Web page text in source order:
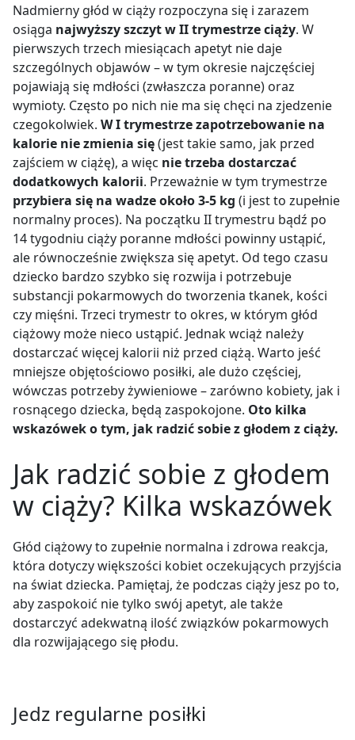
Nadmierny głód w ciąży rozpoczyna się i zarazem
osiąga najwyższy szczyt w II trymestrze ciąży. W
pierwszych trzech miesiącach apetyt nie daje
szczególnych objawów – w tym okresie najczęściej
pojawiają się mdłości (zwłaszcza poranne) oraz
wymioty. Często po nich nie ma się chęci na zjedzenie
czegokolwiek. W I trymestrze zapotrzebowanie na
kalorie nie zmienia się(jest takie samo, jak przed
zajściem w ciążę), a więc nie trzeba dostarczać
dodatkowych kalorii. Przeważnie w tym trymestrze
przybiera się na wadze około 3-5 kg (i jest to zupełnie
normalny proces). Na początku II trymestru bądź po
14 tygodniu ciąży poranne mdłości powinny ustąpić,
ale równocześnie zwiększa się apetyt. Od tego czasu
dziecko bardzo szybko się rozwija i potrzebuje
substancji pokarmowych do tworzenia tkanek, kości
czy mięśni. Trzeci trymestr to okres, w którym głód
ciążowy może nieco ustąpić. Jednak wciąż należy
dostarczać więcej kalorii niż przed ciążą. Warto jeść
mniejsze objętościowo posiłki, ale dużo częściej,
wówczas potrzeby żywieniowe – zarówno kobiety, jak i
rosnącego dziecka, będą zaspokojone. Oto kilka
wskazówek o tym, jak radzić sobie z głodem z ciąży.
Jak radzić sobie z głodem
w ciąży? Kilka wskazówek
Głód ciążowy to zupełnie normalna i zdrowa reakcja,
która dotyczy większości kobiet oczekujących przyjścia
na świat dziecka. Pamiętaj, że podczas ciąży jesz po to,
aby zaspokoić nie tylko swój apetyt, ale także
dostarczyć adekwatną ilość związków pokarmowych
dla rozwijającego się płodu.
Jedz regularne posiłki